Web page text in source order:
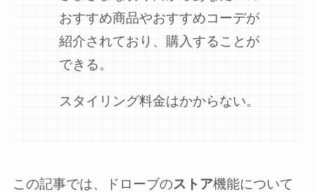
おすすめ商品やおすすめコーデが
紹介されており、購入することが
できる。
スタイリング料金はかからない。
この記事では、ドローブのストア機能について